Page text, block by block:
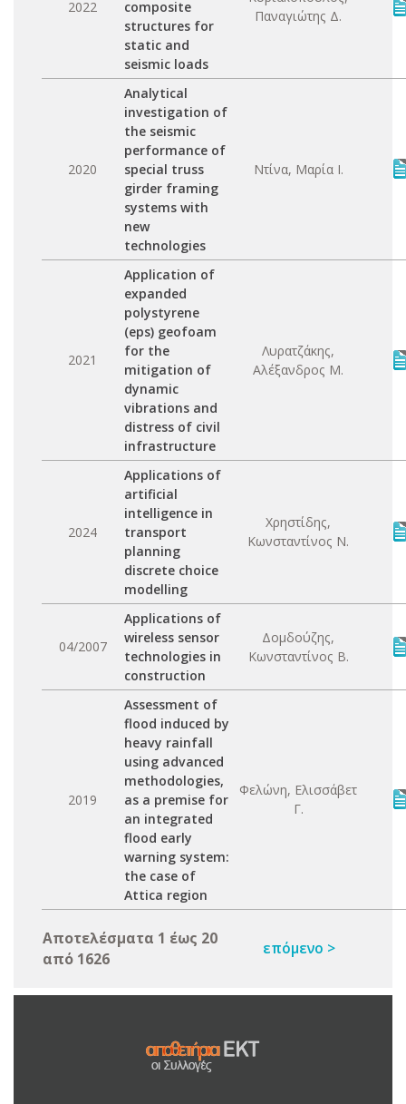
2022
composite
structures for
static and
seismic loads
Παναγιώτης Δ.
2020
Analytical
investigation of
the seismic
performance of
special truss
girder framing
systems with
new
technologies
Ντίνα, Μαρία Ι.
2021
Application of
expanded
polystyrene
(eps) geofoam
for the
mitigation of
dynamic
vibrations and
distress of civil
infrastructure
Λυρατζάκης,
Αλέξανδρος Μ.
2024
Applications of
artificial
intelligence in
transport
planning
discrete choice
modelling
Χρηστίδης,
Κωνσταντίνος Ν.
04/2007
Applications of
wireless sensor
technologies in
construction
Δομδούζης,
Κωνσταντίνος Β.
2019
Assessment of
flood induced by
heavy rainfall
using advanced
methodologies,
as a premise for
an integrated
flood early
warning system:
the case of
Attica region
Φελώνη, Ελισσάβετ
Γ.
Αποτελέσματα 1 έως 20
από 1626
επόμενο >